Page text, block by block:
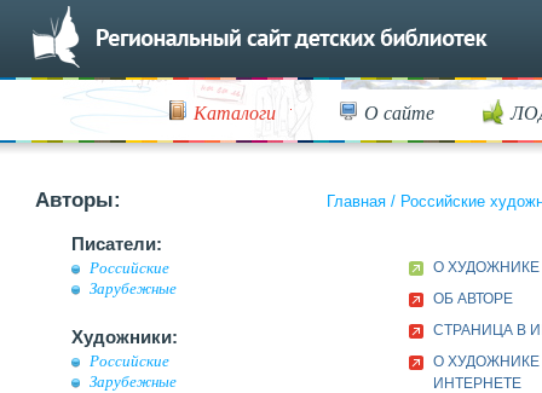
Каталоги О сайте
Авторы:
Писатели:
Российские
Зарубежные
Художники:
Российские
Зарубежные
Главная / Российские
О ХУДОЖНИКЕ
ОБ АВТОРЕ
СТРАНИЦА В
О ХУДОЖНИКЕ
ИНТЕРНЕТЕ